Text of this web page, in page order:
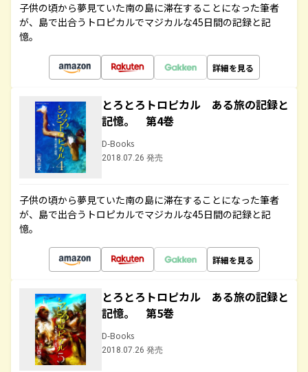
子供の頃から夢見ていた南の島に滞在することになった筆者
が、島で出合うトロピカルでマジカルな45日間の記録と記
憶。
詳細を見る
とろとろトロピカル ある旅の記録と
記憶。 第4巻
D-Books
2018.07.26 発売
子供の頃から夢見ていた南の島に滞在することになった筆者
が、島で出合うトロピカルでマジカルな45日間の記録と記
憶。
詳細を見る
とろとろトロピカル ある旅の記録と
記憶。 第5巻
D-Books
2018.07.26 発売